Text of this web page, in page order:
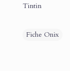
Tintin